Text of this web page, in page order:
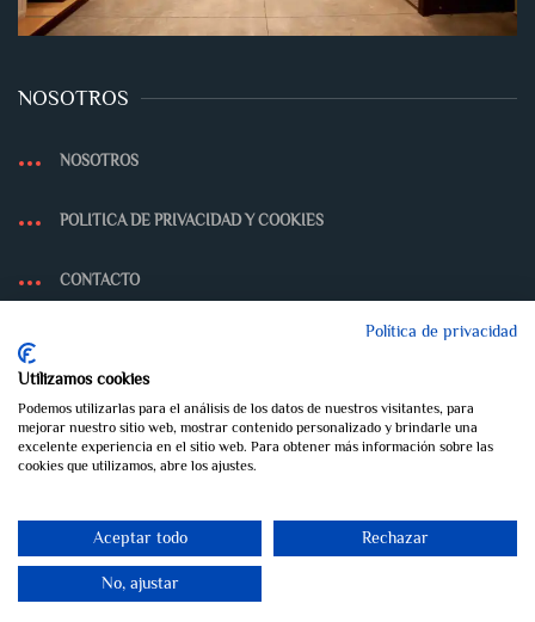
NOSOTROS
NOSOTROS
POLITICA DE PRIVACIDAD Y COOKIES
CONTACTO
© CERRAJERÍA Y ALUMINIO "EL CAMPANO. TODOS LOS DERECHOS
Arriba
Política de privacidad
Utilizamos cookies
Podemos utilizarlas para el análisis de los datos de nuestros visitantes, para
mejorar nuestro sitio web, mostrar contenido personalizado y brindarle una
excelente experiencia en el sitio web. Para obtener más información sobre las
cookies que utilizamos, abre los ajustes.
Aceptar todo Rechazar
No, ajustar